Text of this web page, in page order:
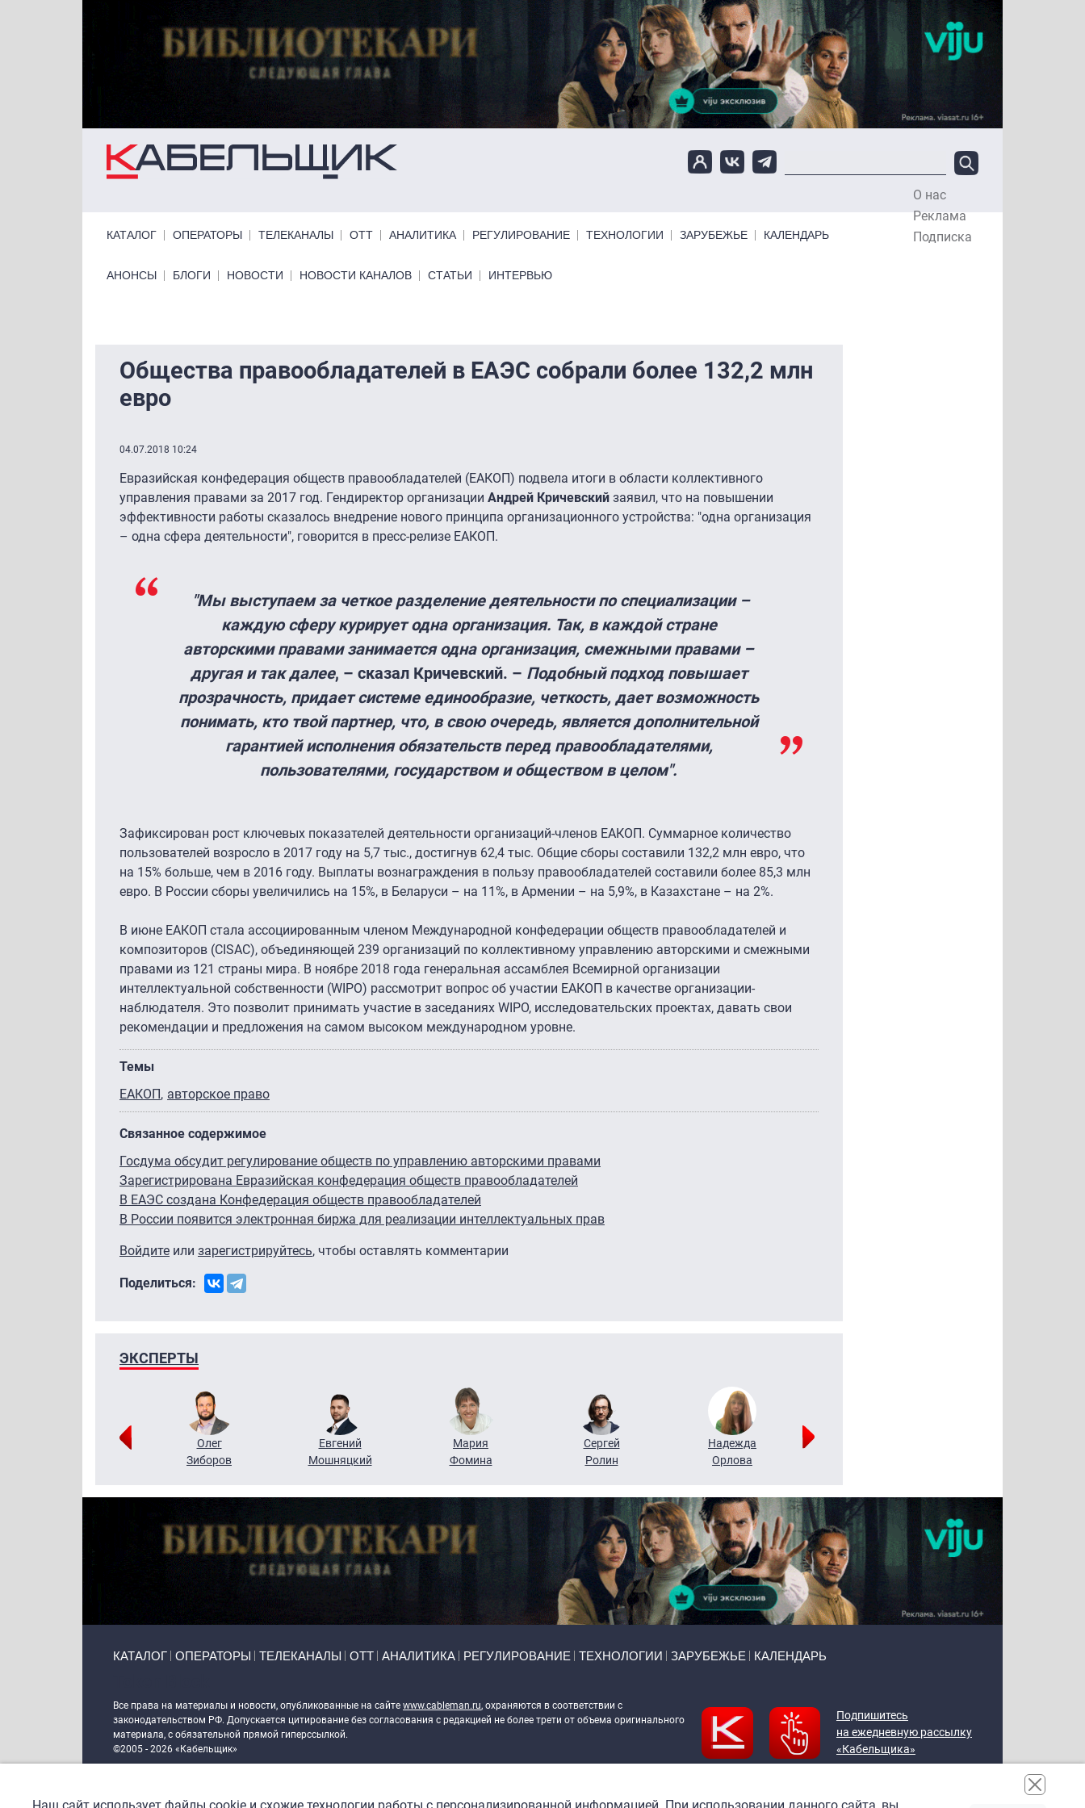
О нас
Реклама
Подписка
КАТАЛОГ ОПЕРАТОРЫ ТЕЛЕКАНАЛЫ ОТТ АНАЛИТИКА РЕГУЛИРОВАНИЕ ТЕХНОЛОГИИ ЗАРУБЕЖЬЕ КАЛЕНДАРЬ
Primary links bottom
АНОНСЫ БЛОГИ НОВОСТИ НОВОСТИ КАНАЛОВ СТАТЬИ ИНТЕРВЬЮ
Общества правообладателей в ЕАЭС собрали более 132,2 млн
евро
04.07.2018 10:24
Евразийская конфедерация обществ правообладателей (ЕАКОП) подвела итоги в области коллективного
управления правами за 2017 год. Гендиректор организации Андрей Кричевский заявил, что на повышении
эффективности работы сказалось внедрение нового принципа организационного устройства: "одна организация
– одна сфера деятельности", говорится в пресс-релизе ЕАКОП.
"Мы выступаем за четкое разделение деятельности по специализации –
каждую сферу курирует одна организация. Так, в каждой стране
авторскими правами занимается одна организация, смежными правами –
другая и так далее, – сказал Кричевский. – Подобный подход повышает
прозрачность, придает системе единообразие, четкость, дает возможность
понимать, кто твой партнер, что, в свою очередь, является дополнительной
гарантией исполнения обязательств перед правообладателями,
пользователями, государством и обществом в целом".
Зафиксирован рост ключевых показателей деятельности организаций-членов ЕАКОП. Суммарное количество
пользователей возросло в 2017 году на 5,7 тыс., достигнув 62,4 тыс. Общие сборы составили 132,2 млн евро, что
на 15% больше, чем в 2016 году. Выплаты вознаграждения в пользу правообладателей составили более 85,3 млн
евро. В России сборы увеличились на 15%, в Беларуси – на 11%, в Армении – на 5,9%, в Казахстане – на 2%.
В июне ЕАКОП стала ассоциированным членом Международной конфедерации обществ правообладателей и
композиторов (CISAC), объединяющей 239 организаций по коллективному управлению авторскими и смежными
правами из 121 страны мира. В ноябре 2018 года генеральная ассамблея Всемирной организации
интеллектуальной собственности (WIPO) рассмотрит вопрос об участии ЕАКОП в качестве организации-
наблюдателя. Это позволит принимать участие в заседаниях WIPO, исследовательских проектах, давать свои
рекомендации и предложения на самом высоком международном уровне.
Темы
ЕАКОП авторское право
Связанное содержимое
Госдума обсудит регулирование обществ по управлению авторскими правами
Зарегистрирована Евразийская конфедерация обществ правообладателей
В ЕАЭС создана Конфедерация обществ правообладателей
В России появится электронная биржа для реализации интеллектуальных прав
Войдите или зарегистрируйтесь, чтобы оставлять комментарии
Поделиться:
ЭКСПЕРТЫ
Олег
Зиборов
Евгений
Мошняцкий
Мария
Фомина
Сергей
Ролин
Надежда
Орлова
КАТАЛОГ ОПЕРАТОРЫ ТЕЛЕКАНАЛЫ ОТТ АНАЛИТИКА РЕГУЛИРОВАНИЕ ТЕХНОЛОГИИ ЗАРУБЕЖЬЕ КАЛЕНДАРЬ
Все права на материалы и новости, опубликованные на сайте www.cableman.ru, охраняются в соответствии с
законодательством РФ. Допускается цитирование без согласования с редакцией не более трети от объема оригинального
материала, с обязательной прямой гиперссылкой.
©2005 - 2026 «Кабельщик»
Подпишитесь
на ежедневную рассылку
«Кабельщика»